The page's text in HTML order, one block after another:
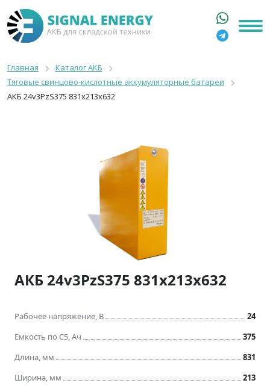
КАТАЛОГ
АРЕНДА АКБ
О КОМПАНИИ
+7 916 316 3333
8 800 550 44 77
Москва, Бакунинская, 69с1
9:00 - 19:00 пн-пт
info@signalenergy.ru
Главная
Каталог АКБ
Тяговые свинцово-кислотные аккумуляторные батареи
АКБ 24v3PzS375 831x213x632
АКБ 24v3PzS375 831x213x632
Рабочее напряжение, В
24
Емкость по C5, Ач
375
Длина, мм
831
Ширина, мм
213